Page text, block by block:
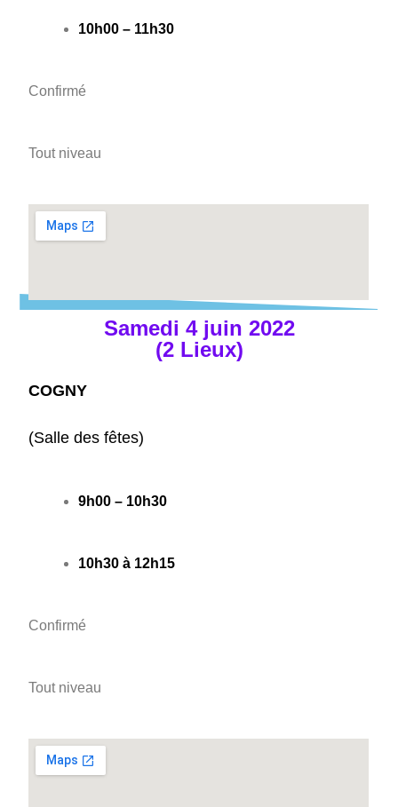
10h00 – 11h30
Confirmé
Tout niveau
Samedi 4 juin 2022
(2 Lieux)
COGNY
(Salle des fêtes)
9h00 – 10h30
10h30 à 12h15
Confirmé
Tout niveau